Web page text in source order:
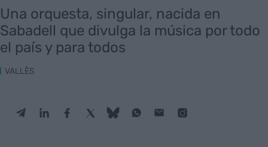
Una orquesta, singular, nacida en
Sabadell que divulga la música por todo
el país y para todos
VALLÈS